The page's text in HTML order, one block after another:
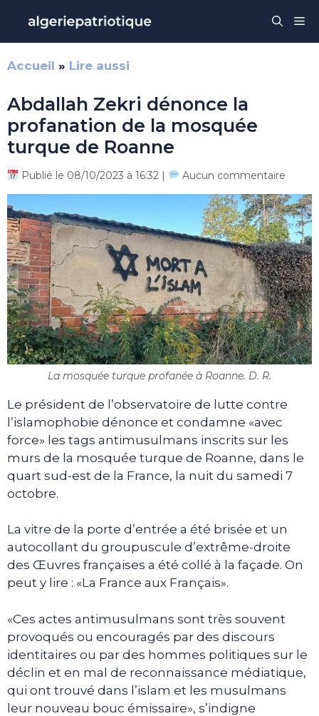
contenu
Accueil » Lire aussi
Abdallah Zekri dénonce la
profanation de la mosquée
turque de Roanne
Publié le 08/10/2023 à 16:32 | Aucun commentaire
La mosquée turque profanée à Roanne. D. R.
Le président de l’observatoire de lutte contre
l’islamophobie dénonce et condamne «avec
force» les tags antimusulmans inscrits sur les
murs de la mosquée turque de Roanne, dans le
quart sud-est de la France, la nuit du samedi 7
octobre.
La vitre de la porte d’entrée a été brisée et un
autocollant du groupuscule d’extrême-droite
des Œuvres françaises a été collé à la façade. On
peut y lire : «La France aux Français».
«Ces actes antimusulmans sont très souvent
provoqués ou encouragés par des discours
identitaires ou par des hommes politiques sur le
déclin et en mal de reconnaissance médiatique,
qui ont trouvé dans l’islam et les musulmans
leur nouveau bouc émissaire», s’indigne